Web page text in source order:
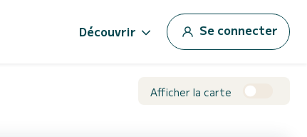
Découvrir Se connecter
Afficher la carte